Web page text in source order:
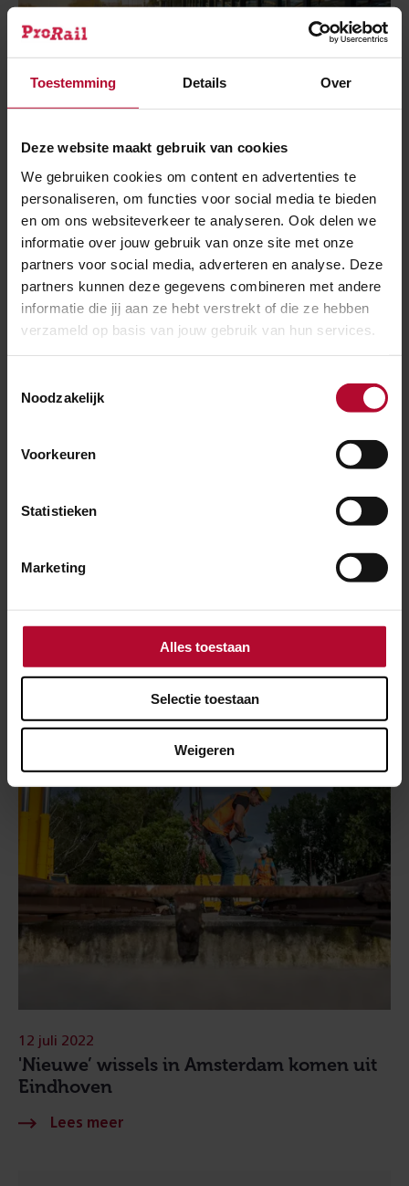
Toestemming Details Over
Deze website maakt gebruik van cookies
We gebruiken cookies om content en advertenties te
personaliseren, om functies voor social media te bieden
en om ons websiteverkeer te analyseren. Ook delen we
informatie over jouw gebruik van onze site met onze
partners voor social media, adverteren en analyse. Deze
partners kunnen deze gegevens combineren met andere
informatie die jij aan ze hebt verstrekt of die ze hebben
verzameld op basis van jouw gebruik van hun services.
Noodzakelijk
Voorkeuren
Statistieken
Marketing
Alles toestaan
Selectie toestaan
Weigeren
9 dagen werkzaamheden tussen
Eindhoven en Venlo
1 maart 2024
Nieuw jaar, nieuwe werkzaamheden
'Nieuwe’ wissels in Amsterdam komen uit
Eindhoven
12 juli 2022